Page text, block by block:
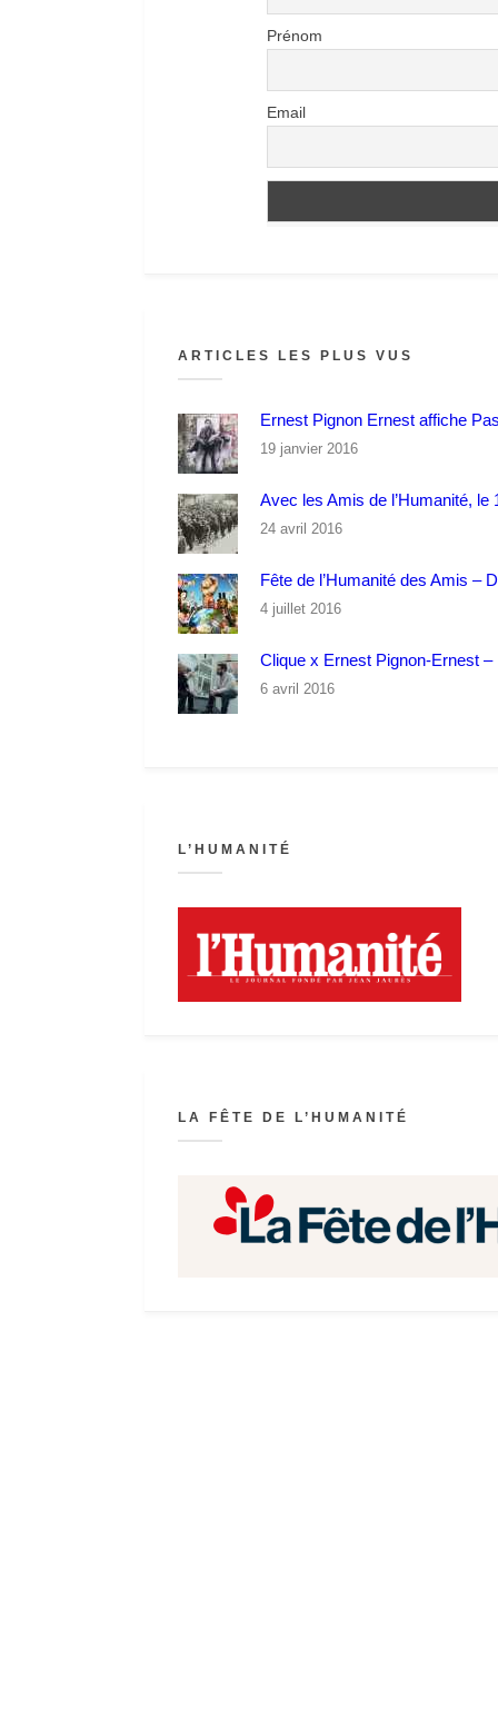
Prénom
Email
ARTICLES LES PLUS VUS
Ernest Pignon Ernest affiche
19 janvier 2016
Avec les Amis de l’Humanité, le
24 avril 2016
Fête de l’Humanité des Amis –
4 juillet 2016
Clique x Ernest Pignon-Ernest
6 avril 2016
L’HUMANITÉ
LA FÊTE DE L’HUMANITÉ